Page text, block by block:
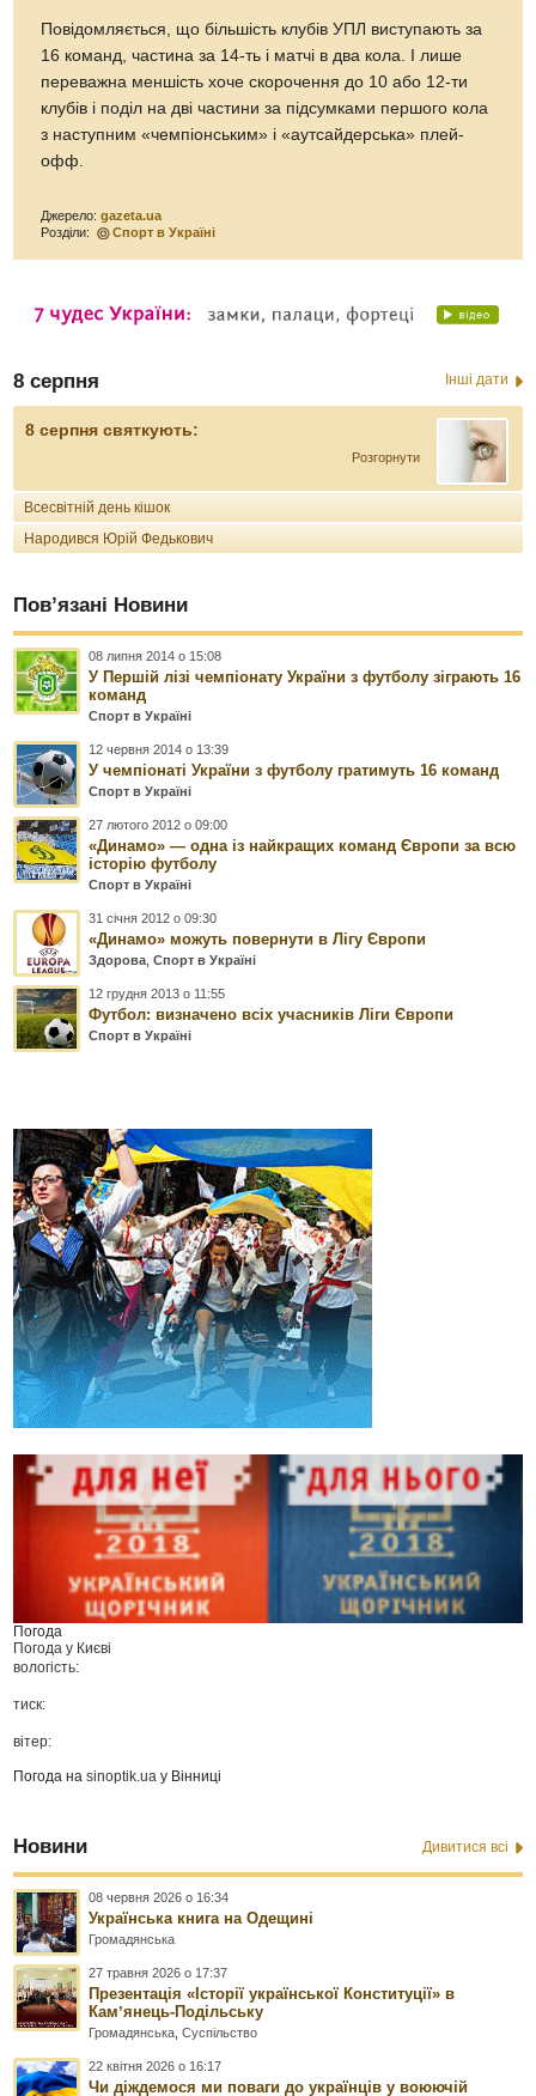
Повідомляється, що більшість клубів УПЛ виступають за
16 команд, частина за 14-ть і матчі в два кола. І лише
переважна меншість хоче скорочення до 10 або 12-ти
клубів і поділ на дві частини за підсумками першого кола
з наступним «чемпіонським» і «аутсайдерська» плей-
офф.
Джерело:gazeta.ua
Розділи:
Спорт в Україні
8 серпня Інші дати
8 серпня святкують:
Розгорнути
Всесвітній день кішок
Народився Юрій Федькович
Пов’язані Новини
08 липня 2014 о 15:08
У Першій лізі чемпіонату України з футболу зіграють 16
команд
Спорт в Україні
12 червня 2014 о 13:39
У чемпіонаті України з футболу гратимуть 16 команд
Спорт в Україні
27 лютого 2012 о 09:00
«Динамо» — одна із найкращих команд Європи за всю
історію футболу
Спорт в Україні
31 січня 2012 о 09:30
«Динамо» можуть повернути в Лігу Європи
Здорова ,Спорт в Україні
12 грудня 2013 о 11:55
Футбол: визначено всіх учасників Ліги Європи
Спорт в Україні
Погода
Погода у Києві
вологість:
тиск:
вітер:
Погода наsinoptik.ua у Вінниці
Новини Дивитися всі
08 червня 2026 о 16:34
Українська книга на Одещині
Громадянська
27 травня 2026 о 17:37
Презентація «Історії української Конституції» в
Камʼянець-Подільську
Громадянська ,Суспільство
22 квітня 2026 о 16:17
Чи діждемося ми поваги до українців у воюючій